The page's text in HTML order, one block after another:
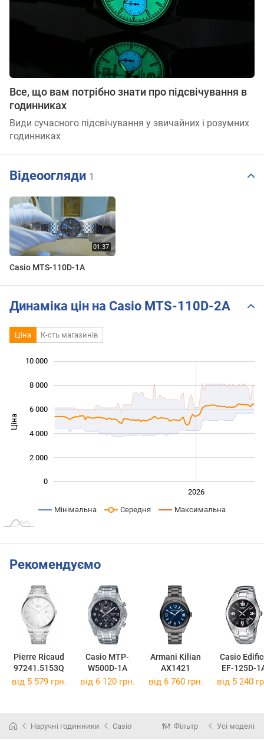
Все, що вам потрібно знати про підсвічування в
годинниках
Види сучасного підсвічування у звичайних і розумних
годинниках
Відеоогляди 1
Casio MTS-110D-1A
Динаміка цін на Casio MTS-110D-2A
Ціна К-сть магазинів
Ціна
0
2 000
4 000
6 000
8 000
10 000
2026
Мінімальна Середня Максимальна
Рекомендуємо
Pierre Ricaud
97241.5153Q
Casio MTP-
W500D-1A
Armani Kilian
AX1421
Casio
EF-125D-
від 5 579 грн. від 6 120 грн. від 6 760 грн. від 5 240
Наручні годинники Casio Фільтр Усі моделі